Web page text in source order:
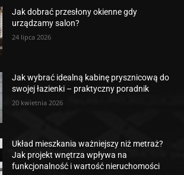
Jak dobrać przesłony okienne gdy
urządzamy salon?
24 lipca 2026
Jak wybrać idealną kabinę prysznicową do
swojej łazienki – praktyczny poradnik
20 kwietnia 2026
Układ mieszkania ważniejszy niż metraż?
Jak projekt wnętrza wpływa na
funkcjonalność i wartość nieruchomości